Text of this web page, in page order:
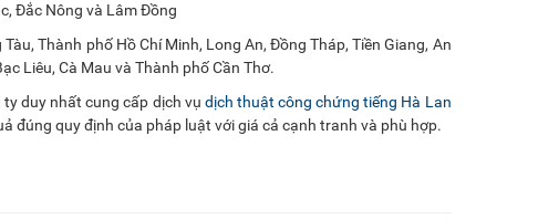
Đắc Nông và Lâm Đồng
Thành phố Hồ Chí Minh, Long An, Đồng Tháp, Tiền Giang, An
Liêu, Cà Mau và Thành phố Cần Thơ.
duy nhất cung cấp dịch vụ dịch thuật công chứng tiếng Hà Lan
đúng quy định của pháp luật với giá cả cạnh tranh và phù hợp.